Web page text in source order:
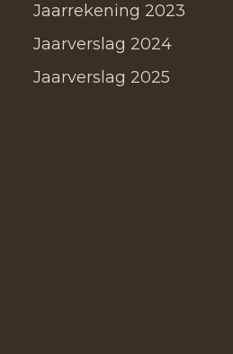
Jaarrekening 2023
Jaarverslag 2024
Jaarverslag 2025